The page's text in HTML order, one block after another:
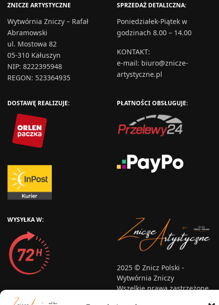
ZNICZE ARTYSTYCZNE
Wytwórnia Zniczy – Rafał
Abramowski
ul. Mostowa 82
05-310 Kałuszyn
NIP: 8222395948
REGON: 523364935
SPRZEDAŻ DETALICZNA:
Poniedziałek-Piątek w
godzinach 8.00 – 14.00
KONTAKT:
e-mail: biuro@znicze-
artystyczne.pl
DOSTAWĘ REALIZUJE: PŁATNOŚCI OBSŁUGUJE:
WYSYŁKA W:
2025 © Znicz Polski -
Wytwórnia Zniczy
Wszelkie prawa zastrzeżone